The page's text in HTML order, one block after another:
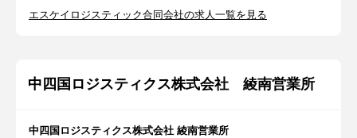
エスケイロジスティック合同会社の求人一覧を見る
中四国ロジスティクス株式会社 綾南営業所
中四国ロジスティクス株式会社 綾南営業所